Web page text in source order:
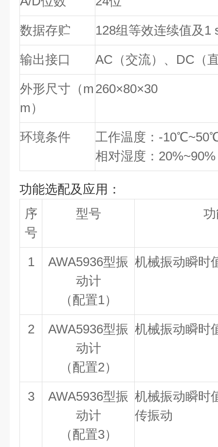
数据存贮
128组等效连续值及1
输出接口
AC（交流）、DC（
外形尺寸（m
m）
260×80×30
环境条件
工作温度：-
相对湿度：20%~90%
功能选配及应用：
序
号
型号
1
AWA5936型振
动计
（配置1）
机械振动瞬时
2
AWA5936型振
动计
（配置2）
机械振动瞬时
3
AWA5936型振
动计
（配置3）
机械振动瞬时
传振动